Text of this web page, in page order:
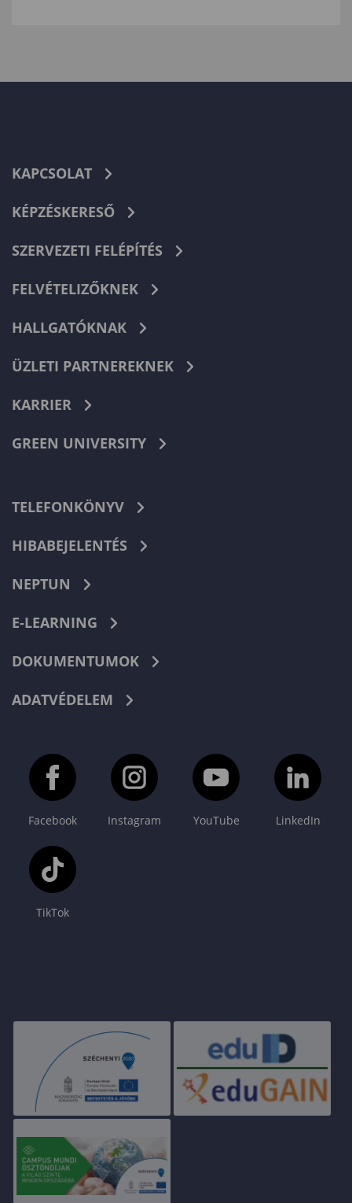
KAPCSOLAT
KÉPZÉSKERESŐ
SZERVEZETI FELÉPÍTÉS
FELVÉTELIZŐKNEK
HALLGATÓKNAK
ÜZLETI PARTNEREKNEK
KARRIER
GREEN UNIVERSITY
TELEFONKÖNYV
HIBABEJELENTÉS
NEPTUN
E-LEARNING
DOKUMENTUMOK
ADATVÉDELEM
Facebook Instagram YouTube LinkedIn
TikTok